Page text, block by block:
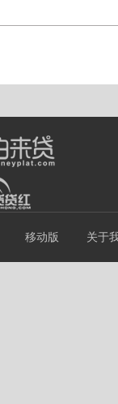
移动版 关于